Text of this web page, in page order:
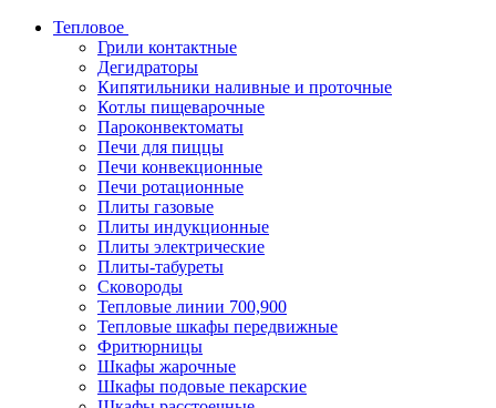
Тепловое
Грили контактные
Дегидраторы
Кипятильники наливные и проточные
Котлы пищеварочные
Пароконвектоматы
Печи для пиццы
Печи конвекционные
Печи ротационные
Плиты газовые
Плиты индукционные
Плиты электрические
Плиты-табуреты
Сковороды
Тепловые линии 700,900
Тепловые шкафы передвижные
Фритюрницы
Шкафы жарочные
Шкафы подовые пекарские